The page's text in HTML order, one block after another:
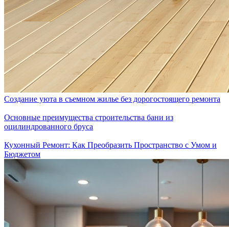
Создание уюта в съемном жилье без дорогостоящего ремонта
Основные преимущества строительства бани из
оцилиндрованного бруса
Кухонный Ремонт: Как Преобразить Пространство с Умом и
Бюджетом